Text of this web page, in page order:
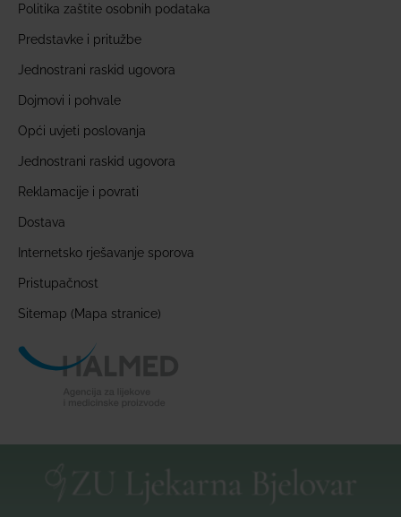
Politika zaštite osobnih podataka
Predstavke i pritužbe
Jednostrani raskid ugovora
Dojmovi i pohvale
Opći uvjeti poslovanja
Jednostrani raskid ugovora
Reklamacije i povrati
Dostava
Internetsko rješavanje sporova
Pristupačnost
Sitemap (Mapa stranice)